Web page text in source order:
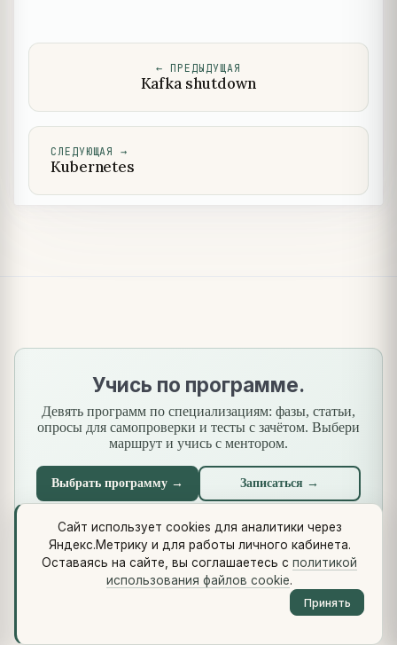
← ПРЕДЫДУЩАЯ
Kafka shutdown
СЛЕДУЮЩАЯ →
Kubernetes
Учись по программе.
Девять программ по специализациям: фазы, статьи,
опросы для самопроверки и тесты с зачётом. Выбери
маршрут и учись с ментором.
Выбрать программу → Записаться →
Что нового Стандарты Сквозной кейс
Методология (Use Case Pattern)
Telegram
Политика cookie
Сайт использует cookies для аналитики через
Яндекс.Метрику и для работы личного кабинета.
Оставаясь на сайте, вы соглашаетесь с политикой
использования файлов cookie.
Принять